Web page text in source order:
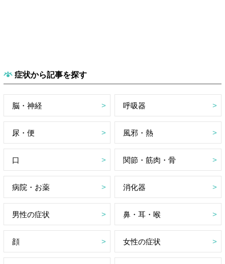
症状から記事を探す
脳・神経 呼吸器
尿・便 風邪・熱
口 関節・筋肉・骨
病院・お薬 消化器
男性の症状 鼻・耳・喉
顔 女性の症状